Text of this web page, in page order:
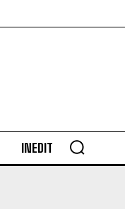
INEDIT